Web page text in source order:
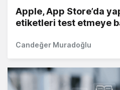
Apple, App Store’da
etiketleri test etmeye
Candeğer Muradoğlu